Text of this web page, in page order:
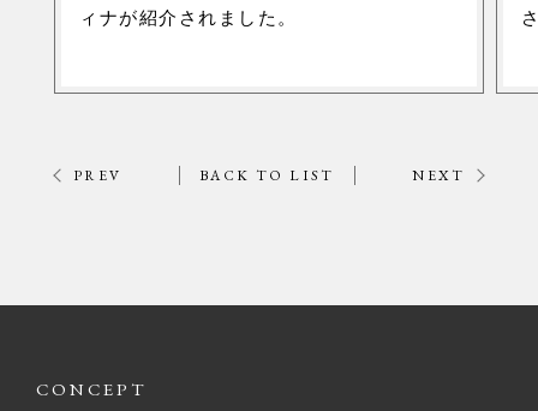
ィナが紹介されました。
PREV BACK TO LIST NEXT
CONCEPT